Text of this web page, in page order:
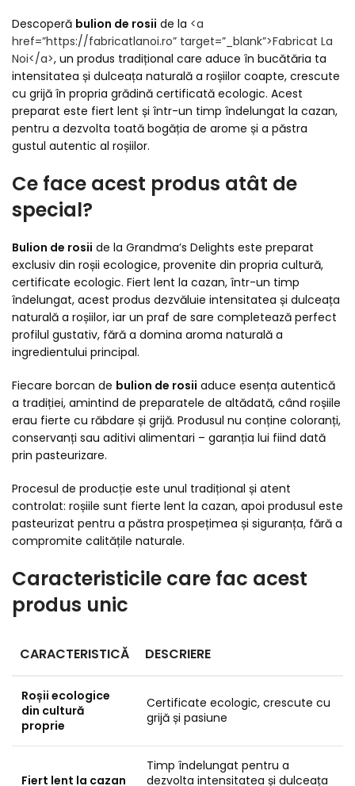
Descoperă bulion de rosii de la <a
href=”https://fabricatlanoi.ro” target=”_blank”>Fabricat La
Noi</a>, un produs tradițional care aduce în bucătăria ta
intensitatea și dulceața naturală a roșiilor coapte, crescute
cu grijă în propria grădină certificată ecologic. Acest
preparat este fiert lent și într-un timp îndelungat la cazan,
pentru a dezvolta toată bogăția de arome și a păstra
gustul autentic al roșiilor.
Ce face acest produs atât de
special?
Bulion de rosii de la Grandma’s Delights este preparat
exclusiv din roșii ecologice, provenite din propria cultură,
certificate ecologic. Fiert lent la cazan, într-un timp
îndelungat, acest produs dezvăluie intensitatea și dulceața
naturală a roșiilor, iar un praf de sare completează perfect
profilul gustativ, fără a domina aroma naturală a
ingredientului principal.
Fiecare borcan de bulion de rosii aduce esența autentică
a tradiției, amintind de preparatele de altădată, când roșiile
erau fierte cu răbdare și grijă. Produsul nu conține coloranți,
conservanți sau aditivi alimentari – garanția lui fiind dată
prin pasteurizare.
Procesul de producție este unul tradițional și atent
controlat: roșiile sunt fierte lent la cazan, apoi produsul este
pasteurizat pentru a păstra prospețimea și siguranța, fără a
compromite calitățile naturale.
Caracteristicile care fac acest
produs unic
CARACTERISTICĂ DESCRIERE
Roșii ecologice
din cultură
proprie
Certificate ecologic, crescute cu
grijă și pasiune
Fiert lent la cazan
Timp îndelungat pentru a
dezvolta intensitatea și dulceața